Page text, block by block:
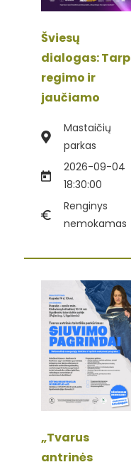
Šviesų
dialogas: Tarp
regimo ir
jaučiamo
Mastaičių
parkas
2026-09-04
18:30:00
Renginys
nemokamas
„Tvarus
antrinės